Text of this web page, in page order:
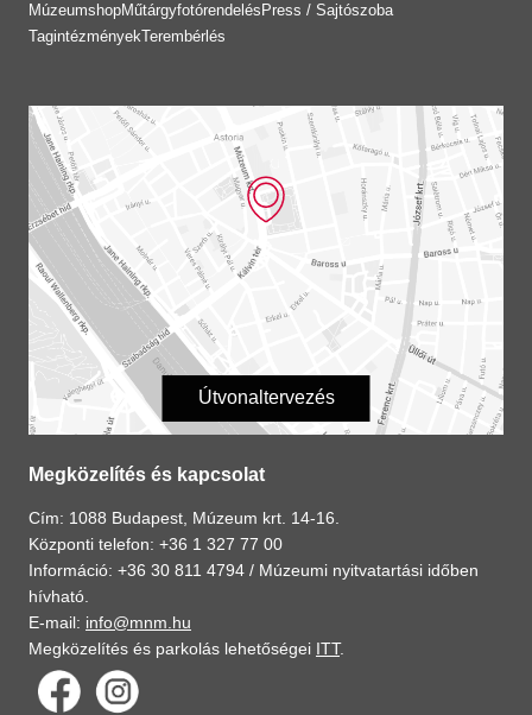
MúzeumshopMűtárgyfotórendelés Press / Sajtószoba
TagintézményekTerembérlés
Útvonaltervezés
Megközelítés és kapcsolat
Cím: 1088 Budapest, Múzeum krt. 14-16.
Központi telefon: +36 1 327 77 00
Információ: +36 30 811 4794 / Múzeumi nyitvatartási időben
hívható.
E-mail: info@mnm.hu
Megközelítés és parkolás lehetőségei ITT.